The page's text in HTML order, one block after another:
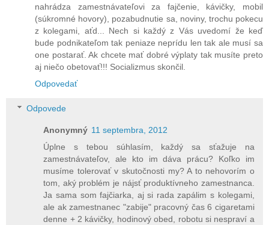
nahrádza zamestnávateľovi za fajčenie, kávičky, mobil
(súkromné hovory), pozabudnutie sa, noviny, trochu pokecu
z kolegami, aťd... Nech si každý z Vás uvedomí že keď
bude podnikateľom tak peniaze neprídu len tak ale musí sa
one postarať. Ak chcete mať dobré výplaty tak musíte preto
aj niečo obetovať!!! Socializmus skončil.
Odpovedať
Odpovede
Anonymný 11 septembra, 2012
Úplne s tebou súhlasím, každý sa sťažuje na
zamestnávateľov, ale kto im dáva prácu? Koľko im
musíme tolerovať v skutočnosti my? A to nehovorím o
tom, aký problém je nájsť produktívneho zamestnanca.
Ja sama som fajčiarka, aj si rada zapálim s kolegami,
ale ak zamestnanec "zabije" pracovný čas 6 cigaretami
denne + 2 kávičky, hodinový obed, robotu si nespraví a